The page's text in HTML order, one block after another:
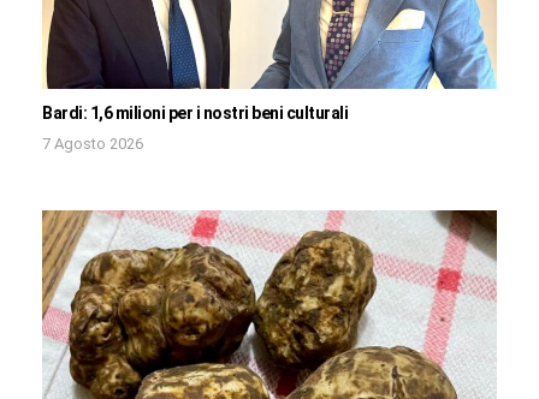
Bardi: 1,6 milioni per i nostri beni culturali
7 Agosto 2026